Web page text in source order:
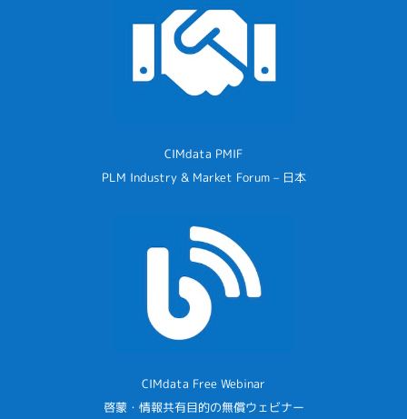
CIMdata PMIF
PLM Industry & Market Forum – 日本
CIMdata Free Webinar
啓蒙・情報共有目的の無償ウェビナー